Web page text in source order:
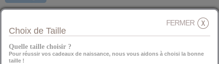
Choix de Taille
Quelle taille choisir ?
Pour réussir vos cadeaux de naissance, nous vous aidons à choisi la bonne
taille !
FERMER